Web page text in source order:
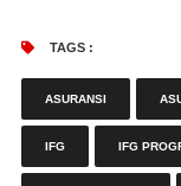
TAGS :
ASURANSI
IFG IFG